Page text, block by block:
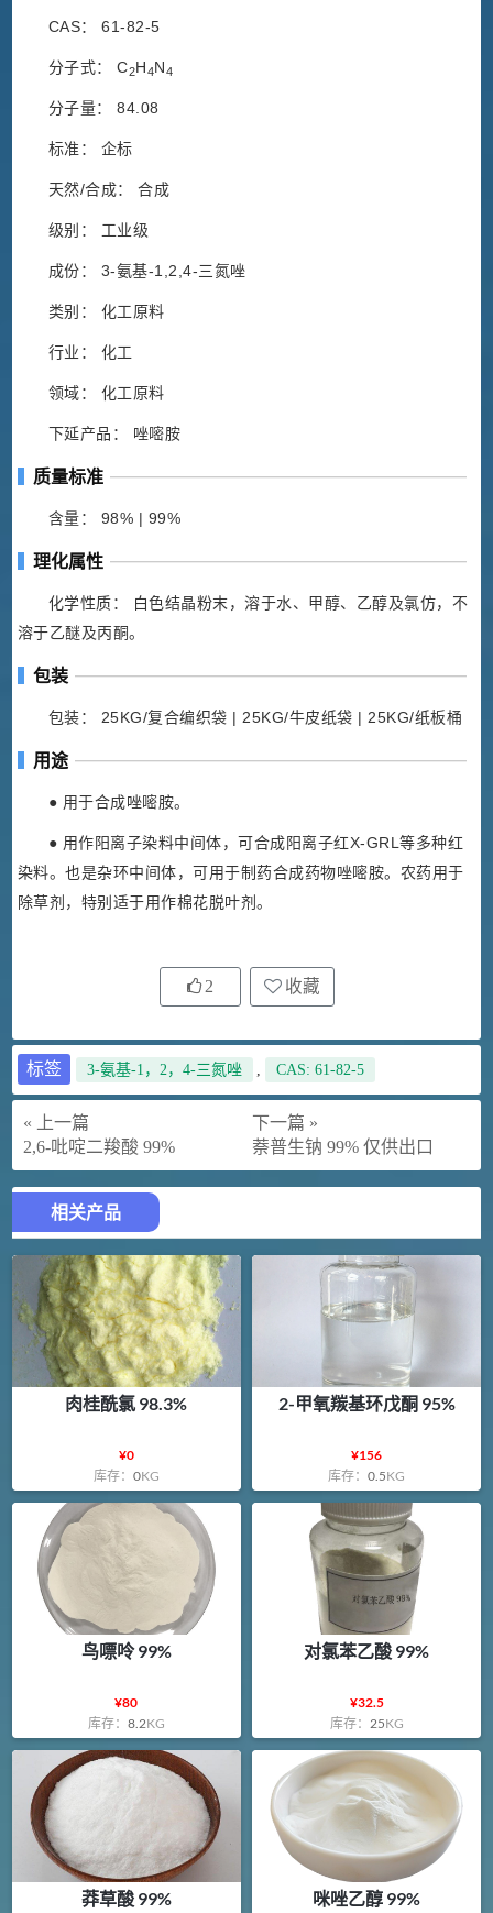
CAS： 61-82-5
分子式： C2H4N4
分子量： 84.08
标准： 企标
天然/合成： 合成
级别： 工业级
成份： 3-氨基-1,2,4-三氮唑
类别： 化工原料
行业： 化工
领域： 化工原料
下延产品： 唑嘧胺
质量标准
含量： 98% | 99%
理化属性
化学性质： 白色结晶粉末，溶于水、甲醇、乙醇及氯仿，不
溶于乙醚及丙酮。
包装
包装： 25KG/复合编织袋 | 25KG/牛皮纸袋 | 25KG/纸板桶
用途
● 用于合成唑嘧胺。
● 用作阳离子染料中间体，可合成阳离子红X-GRL等多种红
染料。也是杂环中间体，可用于制药合成药物唑嘧胺。农药用于
除草剂，特别适于用作棉花脱叶剂。
2 收藏
标签 3-氨基-1，2，4-三氮唑 , CAS: 61-82-5
« 上一篇
2,6-吡啶二羧酸 99%
下一篇 »
萘普生钠 99% 仅供出口
相关产品
肉桂酰氯 98.3%
¥0
库存： 0KG
2-甲氧羰基环戊酮 95%
¥156
库存：0.5KG
鸟嘌呤 99%
¥80
库存： 8.2KG
对氯苯乙酸 99%
¥32.5
库存： 25KG
莽草酸 99% 咪唑乙醇 99%